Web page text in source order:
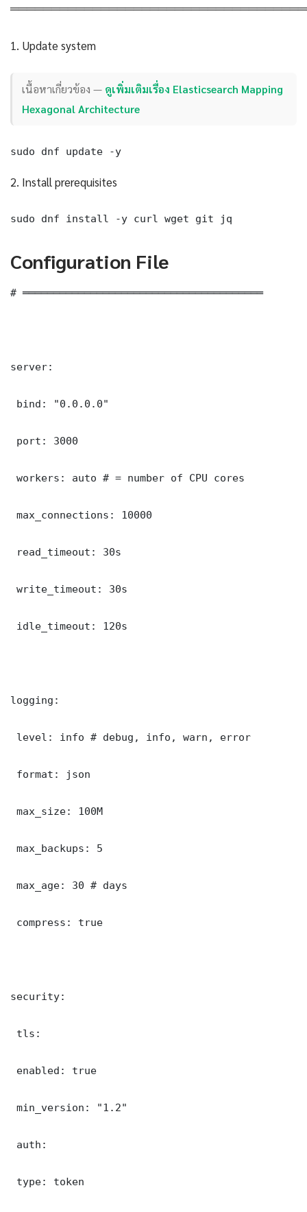
1. Update system
เนื้อหาเกี่ยวข้อง — ดูเพิ่มเติมเรื่อง Elasticsearch Mapping
Hexagonal Architecture
sudo dnf update -y
2. Install prerequisites
sudo dnf install -y curl wget git jq
Configuration File
# ═══════════════════════════════════════
server:
bind: "0.0.0.0"
port: 3000
workers: auto # = number of CPU cores
max_connections: 10000
read_timeout: 30s
write_timeout: 30s
idle_timeout: 120s
logging:
level: info # debug, info, warn, error
format: json
max_size: 100M
max_backups: 5
max_age: 30 # days
compress: true
security:
tls:
enabled: true
min_version: "1.2"
auth:
type: token